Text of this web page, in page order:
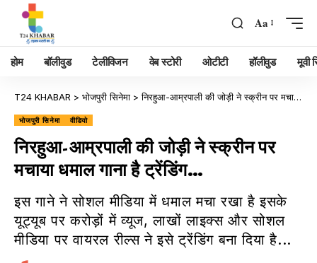
Aa
होम बॉलीवुड टेलीविजन वेब स्टोरी ओटीटी हॉलीवुड मूवी
T24 KHABAR > भोजपुरी सिनेमा >निरहुआ-आम्रपाली की जोड़ी ने स्क्रीन पर मचाया धमाल गाना है ट्रेंडिंग…
भोजपुरी सिनेमा वीडियो
निरहुआ-आम्रपाली की जोड़ी ने स्क्रीन पर
मचाया धमाल गाना है ट्रेंडिंग…
इस गाने ने सोशल मीडिया में धमाल मचा रखा है इसके
यूट्यूब पर करोड़ों में व्यूज, लाखों लाइक्स और सोशल
मीडिया पर वायरल रील्स ने इसे ट्रेंडिंग बना दिया है...